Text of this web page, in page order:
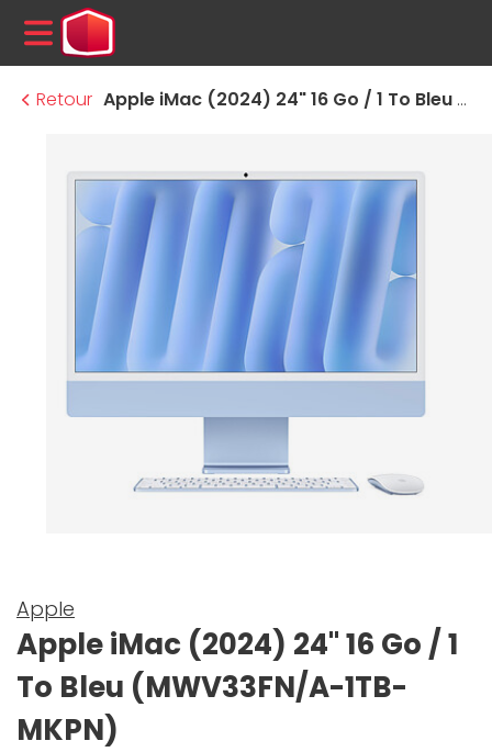
MENU
Retour
Apple iMac (2024) 24" 16 Go / 1 To Bleu (MWV33FN/A-1TB-MKPN)
Apple
Apple iMac (2024) 24" 16 Go / 1
To Bleu (MWV33FN/A-1TB-
MKPN)